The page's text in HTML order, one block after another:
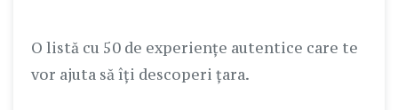
O listă cu 50 de experiențe autentice care te
vor ajuta să îți descoperi țara.